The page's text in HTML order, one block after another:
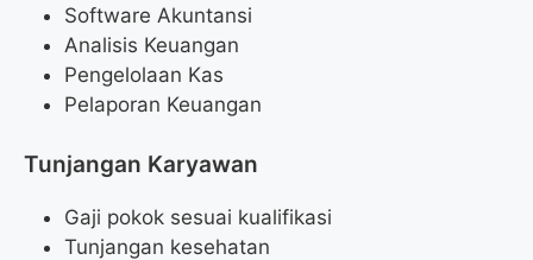
Software Akuntansi
Analisis Keuangan
Pengelolaan Kas
Pelaporan Keuangan
Tunjangan Karyawan
Gaji pokok sesuai kualifikasi
Tunjangan kesehatan